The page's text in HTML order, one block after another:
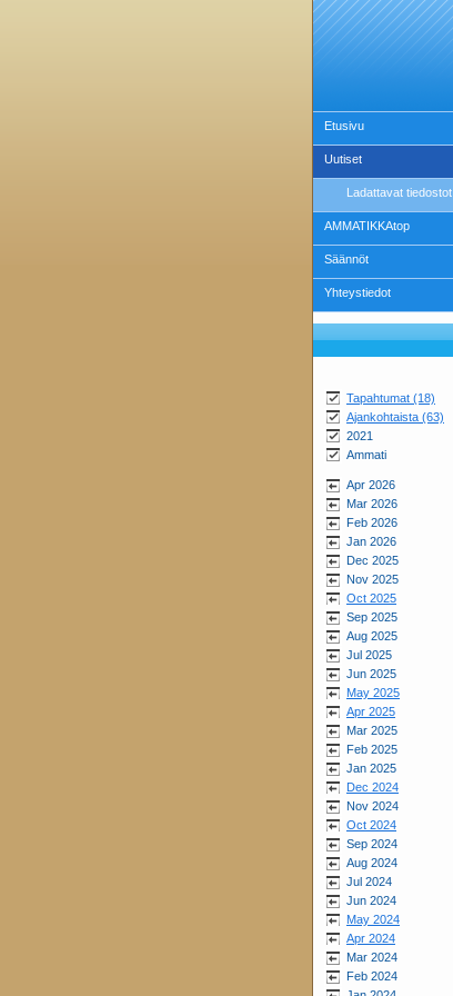
Etusivu
Uutiset
Ladattavat tiedostot
AMMATIKKAtop
Säännöt
Yhteystiedot
Tapahtumat (18)
Ajankohtaista (63)
2021
Ammati
Apr 2026
Mar 2026
Feb 2026
Jan 2026
Dec 2025
Nov 2025
Oct 2025
Sep 2025
Aug 2025
Jul 2025
Jun 2025
May 2025
Apr 2025
Mar 2025
Feb 2025
Jan 2025
Dec 2024
Nov 2024
Oct 2024
Sep 2024
Aug 2024
Jul 2024
Jun 2024
May 2024
Apr 2024
Mar 2024
Feb 2024